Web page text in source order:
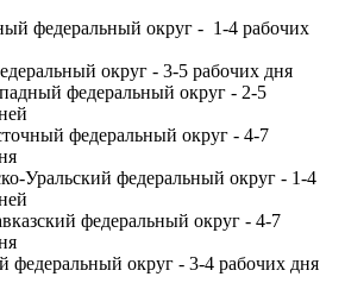
федеральный округ - 1-4 рабочих
округ - 3-5 рабочих дня
федеральный округ - 2-5
федеральный округ - 4-7
Уральский федеральный округ - 1-4
федеральный округ - 4-7
федеральный округ - 3-4 рабочих дня